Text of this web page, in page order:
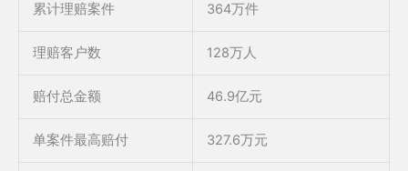
累计理赔案件 364万件
理赔客户数 128万人
赔付总金额 46.9亿元
单案件最高赔付 327.6万元